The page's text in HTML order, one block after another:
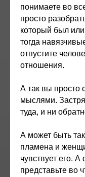
понимаете во
просто
который был или
тогда
отпустите
отношения.
А так вы просто
мыслями.
туда, и ни
А может быть
пламена и
чувствует его.
представьте во